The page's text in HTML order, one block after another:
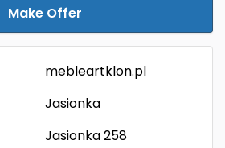
Make Offer
mebleartklon.pl
Jasionka
Jasionka 258